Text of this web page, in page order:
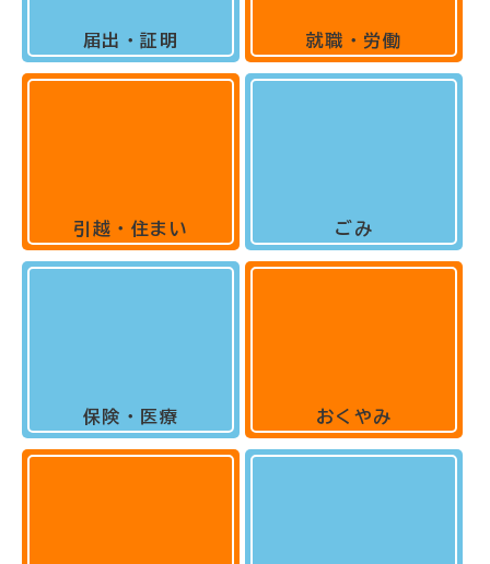
届出・証明
引越・住まい
保険・医療
就職・労働
ごみ
おくやみ